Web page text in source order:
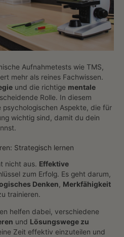
Aufnahmetests wie TMS,
mehr als reines Fachwissen.
und die richtige mentale
Rolle. In diesem
Aspekte, die für
wichtig sind, damit du dein
Strategisch lernen
nicht aus. Effektive
zum Erfolg. Es geht darum,
Denken, Merkfähigkeit
trainieren.
helfen dabei, verschiedene
und Lösungswege zu
Zeit effektiv einzuteilen und